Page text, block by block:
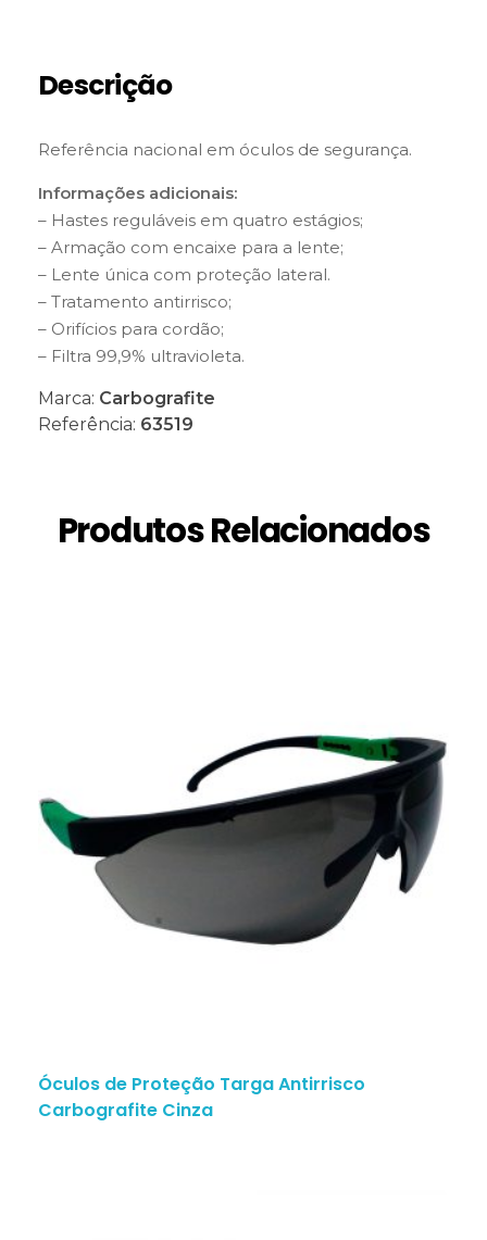
Descrição
Referência nacional em óculos de segurança.
Informações adicionais:
– Hastes reguláveis em quatro estágios;
– Armação com encaixe para a lente;
– Lente única com proteção lateral.
– Tratamento antirrisco;
– Orifícios para cordão;
– Filtra 99,9% ultravioleta.
Marca: Carbografite
Referência: 63519
Produtos Relacionados
Óculos de Proteção Targa Antirrisco
Carbografite Cinza